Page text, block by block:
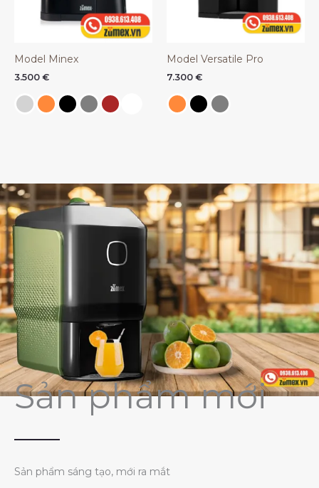
Model Minex
3.500 €
Model Versatile Pro
7.300 €
Sản phẩm mới
Sản phẩm sáng tạo, mới ra mắt